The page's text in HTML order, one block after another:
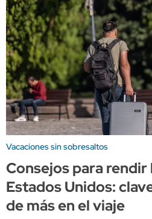
Vacaciones sin sobresaltos
Consejos para rendir
Estados Unidos:
de más en el viaje